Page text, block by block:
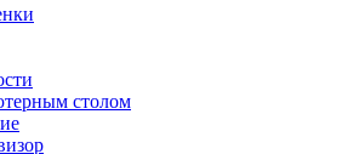
столом